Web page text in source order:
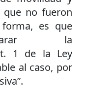
que no fueron
es que
la
1 de la Ley
al caso, por